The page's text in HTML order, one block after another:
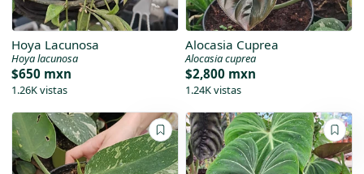
Hoya Lacunosa
Hoya lacunosa
$650 mxn
1.26K vistas
Alocasia Cuprea
Alocasia cuprea
$2,800 mxn
1.24K vistas